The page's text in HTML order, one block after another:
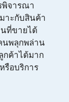
จารณา
าะกับสินค้า
ที่ขายได้
นพลุกพล่าน
กค้าได้มาก
รือบริการ